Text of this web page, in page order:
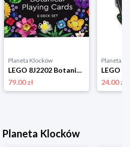
Planeta Klocków
LEGO 8J2202 Botanicals Karty do gry Lego
79.00 zł
Planeta
24.00 zł
Planeta Klocków